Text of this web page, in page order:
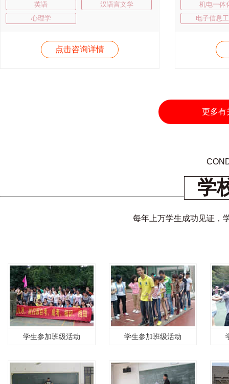
英语
汉语言文学
心理学
点击咨询详情
机电一体
电子信息
更多有
学
每年上万学生成功见证，
学生参加班级活动 学生参加班级活动